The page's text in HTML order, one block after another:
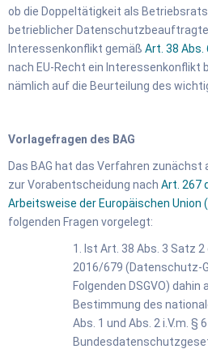
ob die Doppeltätigkeit als
betrieblicher
Interessenkonflikt gemäß Art. 38 Abs.
nach EU-Recht ein Interessenkonflikt
nämlich auf die Beurteilung des
Vorlagefragen des BAG
Das BAG hat das Verfahren zunächst
zur Vorabentscheidung nach Art. 267
Arbeitsweise der Europäischen Union
folgenden Fragen vorgelegt:
1. Ist Art. 38 Abs. 3 Satz
2016/679 (Datenschutz-
Folgenden DSGVO)
Bestimmung des
Abs. 1 und Abs. 2 i.V.m. §